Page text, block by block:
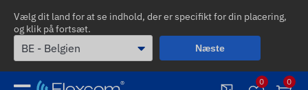
Vælg dit land for at se indhold, der er specifikt for din placering,
og klik på fortsæt.
Næste
0 0